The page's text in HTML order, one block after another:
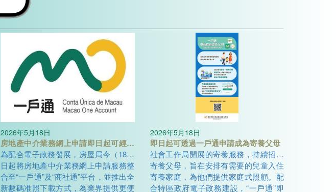
2026年5月18日
房地產中介業務網上申請即日起可經一
戶通或商社通申辦 線上查閱數碼准照便
捷營商
為配合電子政務發展，房屋局今（18）
日起將房地產中介業務網上申請服務整
合至“一戶通”及“商社通”平台，並推出全
新數碼准照下載方式，為業界提供更便
2026年5月18日
即日起可透過一戶通申請成為寄養父母
社會工作局開展的寄養服務，持續招募
寄養父母，旨在安排有需要的兒童入住
寄養家庭，為他們提供家庭式照顧。配
合特區政府電子政務建設，“一戶通”即